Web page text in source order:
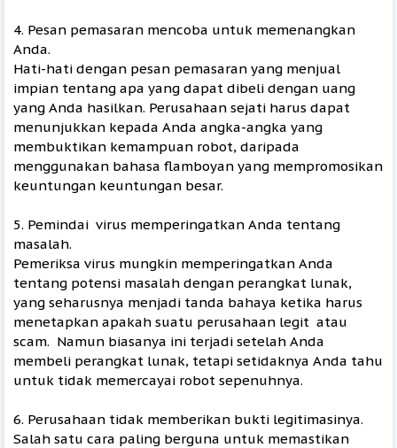
4. Pesan pemasaran mencoba untuk memenangkan
Anda.
Hati-hati dengan pesan pemasaran yang menjual
impian tentang apa yang dapat dibeli dengan uang
yang Anda hasilkan. Perusahaan sejati harus dapat
menunjukkan kepada Anda angka-angka yang
membuktikan kemampuan robot, daripada
menggunakan bahasa flamboyan yang mempromosikan
keuntungan keuntungan besar.
5. Pemindai virus memperingatkan Anda tentang
masalah.
Pemeriksa virus mungkin memperingatkan Anda
tentang potensi masalah dengan perangkat lunak,
yang seharusnya menjadi tanda bahaya ketika harus
menetapkan apakah suatu perusahaan legit atau
scam. Namun biasanya ini terjadi setelah Anda
membeli perangkat lunak, tetapi setidaknya Anda tahu
untuk tidak memercayai robot sepenuhnya.
6. Perusahaan tidak memberikan bukti legitimasinya.
Salah satu cara paling berguna untuk memastikan